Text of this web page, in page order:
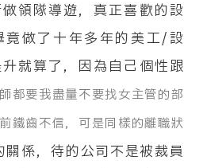
領隊導遊，真正喜歡的設
竟做了十年多年的美工/設
就算了，因為自己個性跟
都要我盡量不要找女主管的部
鐵齒不信，可是同樣的離職狀
關係，待的公司不是被裁員